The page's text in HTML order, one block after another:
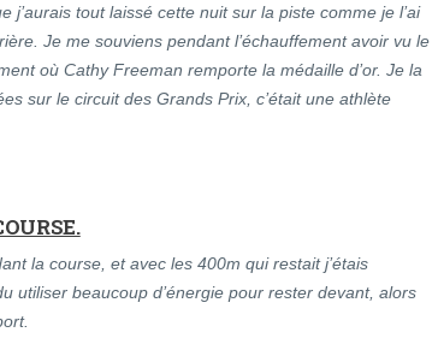
j’aurais tout laissé cette nuit sur la piste comme je l’ai
Je me souviens pendant l’échauffement avoir vu le
où Cathy Freeman remporte la médaille d’or. Je la
sur le circuit des Grands Prix, c’était une athlète
la course, et avec les 400m qui restait j’étais
utiliser beaucoup d’énergie pour rester devant, alors